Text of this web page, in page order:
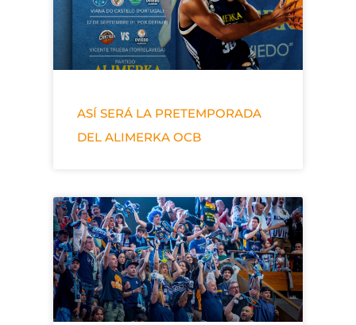
ASÍ SERÁ LA PRETEMPORADA
DEL ALIMERKA OCB